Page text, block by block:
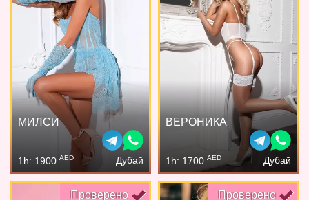
МИЛСИ
1h: 1900 AED Дубай
ВЕРОНИКА
1h: 1700 AED Дубай
Проверено Проверено